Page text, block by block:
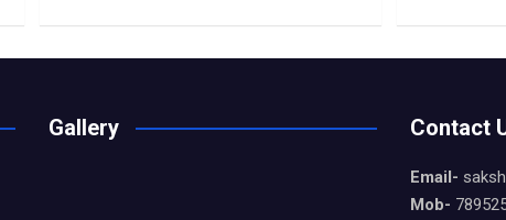
Gallery Contact
Email-
Mob-